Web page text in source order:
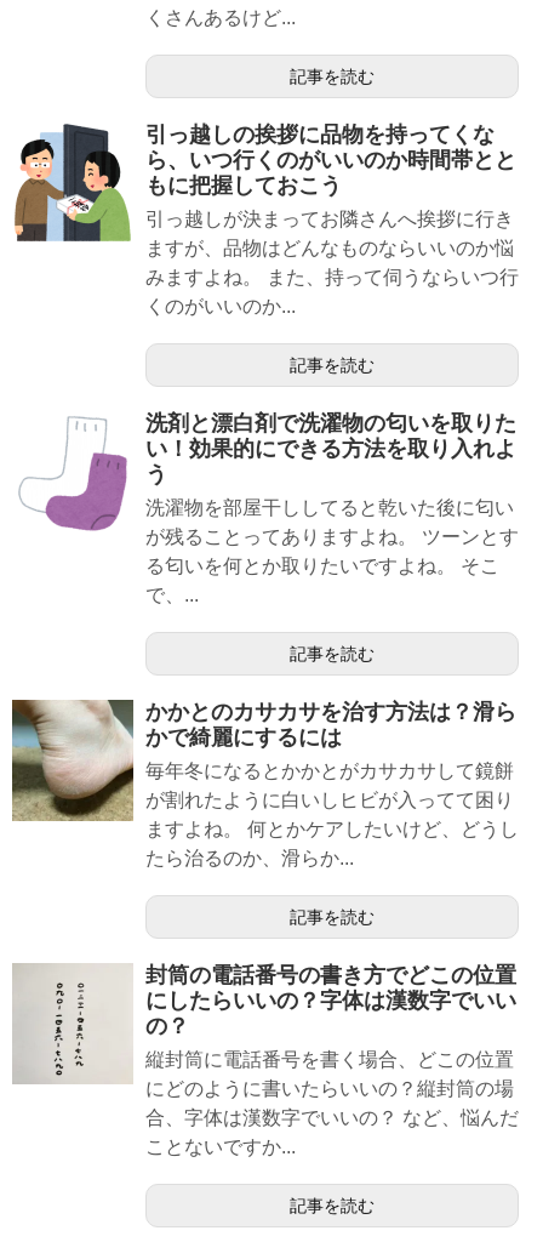
くさんあるけど...
記事を読む
引っ越しの挨拶に品物を持ってくな
ら、いつ行くのがいいのか時間帯とと
もに把握しておこう
引っ越しが決まってお隣さんへ挨拶に行き
ますが、品物はどんなものならいいのか悩
みますよね。 また、持って伺うならいつ行
くのがいいのか...
記事を読む
洗剤と漂白剤で洗濯物の匂いを取りた
い！効果的にできる方法を取り入れよ
う
洗濯物を部屋干ししてると乾いた後に匂い
が残ることってありますよね。 ツーンとす
る匂いを何とか取りたいですよね。 そこ
で、...
記事を読む
かかとのカサカサを治す方法は？滑ら
かで綺麗にするには
毎年冬になるとかかとがカサカサして鏡餅
が割れたように白いしヒビが入ってて困り
ますよね。 何とかケアしたいけど、どうし
たら治るのか、滑らか...
記事を読む
封筒の電話番号の書き方でどこの位置
にしたらいいの？字体は漢数字でいい
の？
縦封筒に電話番号を書く場合、どこの位置
にどのように書いたらいいの？縦封筒の場
合、字体は漢数字でいいの？ など、悩んだ
ことないですか...
記事を読む